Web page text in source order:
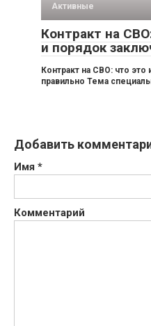
Активные
Контракт на
и порядок
Контракт на СВО: что это
правильно Тема
Добавить
Имя *
Комментарий